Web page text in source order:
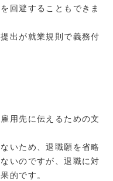
回避することもできま
出が就業規則で義務付
用先に伝えるための文
いため、退職願を省略
いのですが、退職に対
的です。